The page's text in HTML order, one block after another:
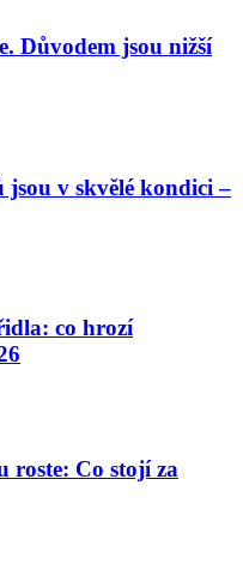
Důvodem jsou nižší
v skvělé kondici –
co hrozí
roste: Co stojí za